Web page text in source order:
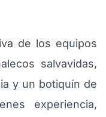
de los equipos
salvavidas,
y un botiquín de
experiencia,